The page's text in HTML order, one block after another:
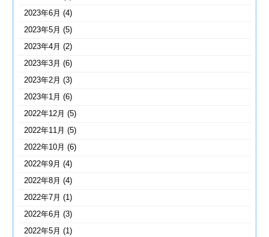
2023年6月 (4)
2023年5月 (5)
2023年4月 (2)
2023年3月 (6)
2023年2月 (3)
2023年1月 (6)
2022年12月 (5)
2022年11月 (5)
2022年10月 (6)
2022年9月 (4)
2022年8月 (4)
2022年7月 (1)
2022年6月 (3)
2022年5月 (1)